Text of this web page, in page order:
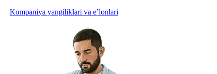
Kompaniya yangiliklari va e’lonlari